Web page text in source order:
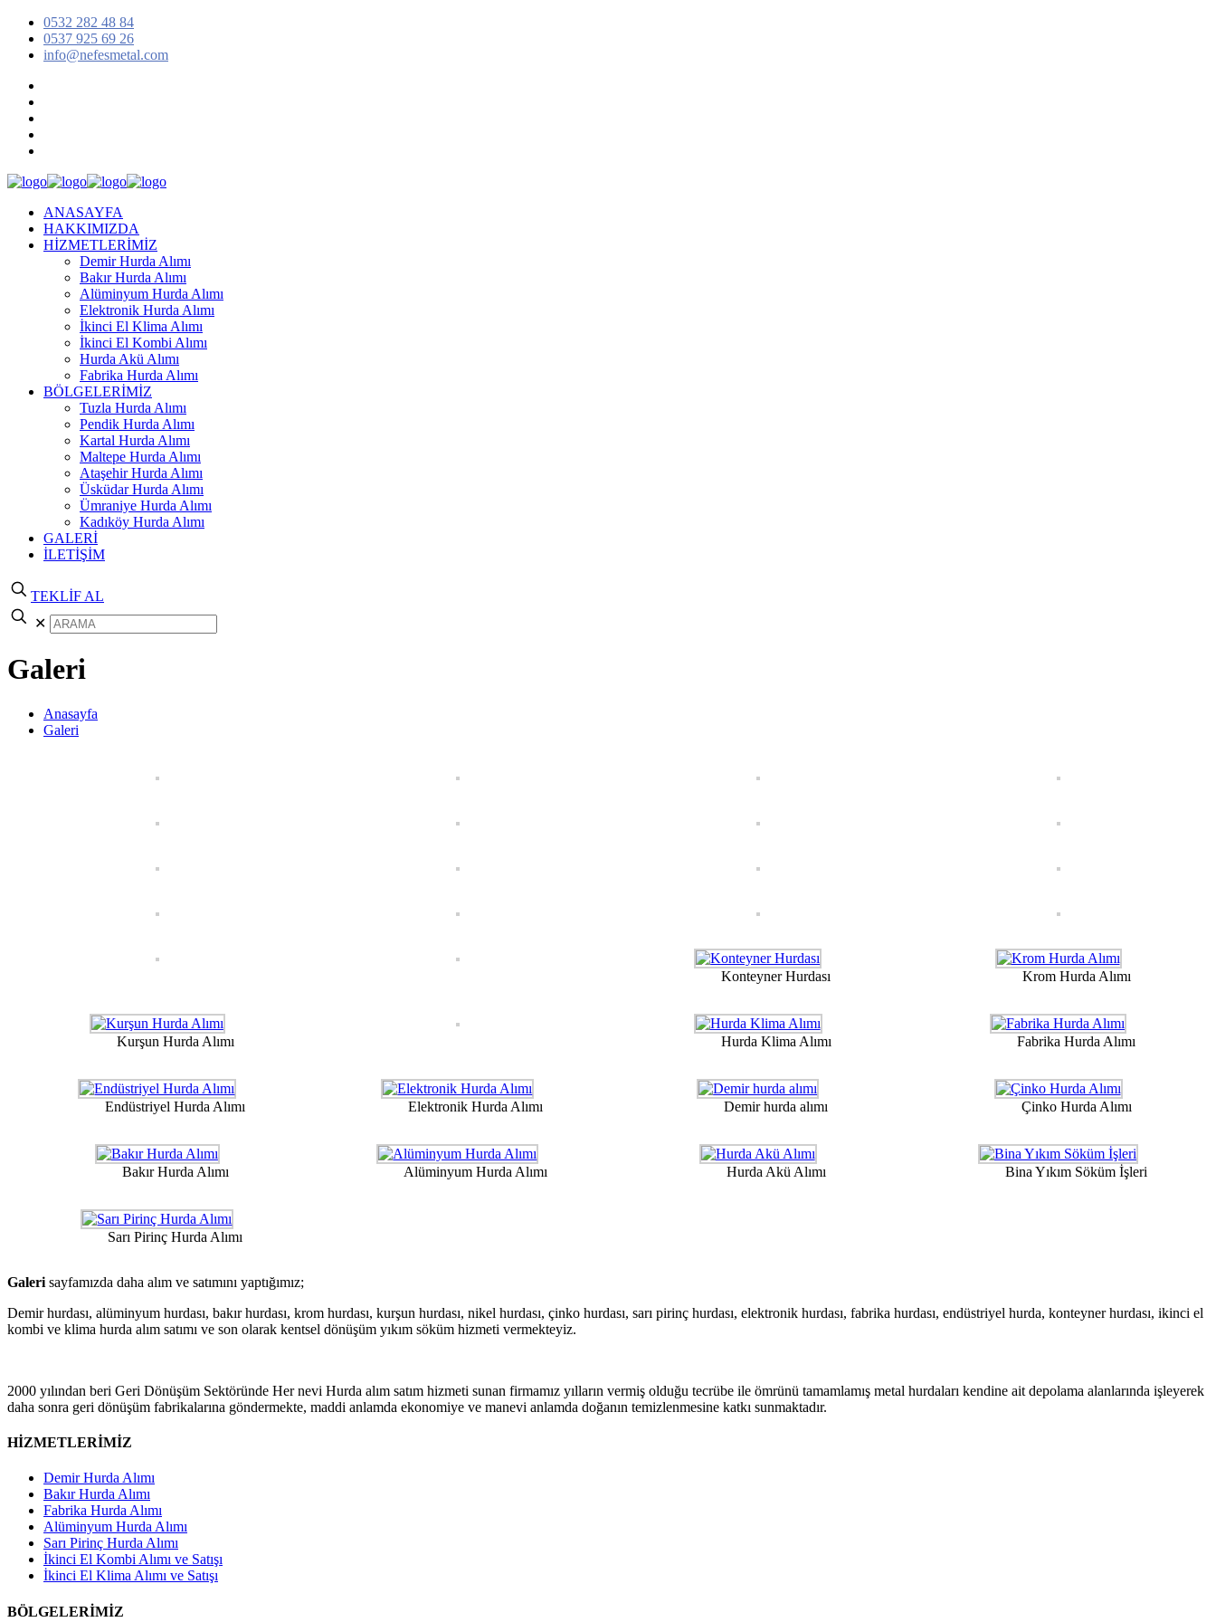
0532 282 48 84
0537 925 69 26
info@nefesmetal.com
ANASAYFA
HAKKIMIZDA
HİZMETLERİMİZ
Demir Hurda Alımı
Bakır Hurda Alımı
Alüminyum Hurda Alımı
Elektronik Hurda Alımı
İkinci El Klima Alımı
İkinci El Kombi Alımı
Hurda Akü Alımı
Fabrika Hurda Alımı
BÖLGELERİMİZ
Tuzla Hurda Alımı
Pendik Hurda Alımı
Kartal Hurda Alımı
Maltepe Hurda Alımı
Ataşehir Hurda Alımı
Üsküdar Hurda Alımı
Ümraniye Hurda Alımı
Kadıköy Hurda Alımı
GALERİ
İLETİŞİM
TEKLİF AL
✕
Galeri
Anasayfa
Galeri
Konteyner Hurdası Krom Hurda Alımı
Kurşun Hurda Alımı Hurda Klima Alımı Fabrika Hurda Alımı
Endüstriyel Hurda Alımı Elektronik Hurda Alımı Demir hurda alımı Çinko Hurda Alımı
Bakır Hurda Alımı Alüminyum Hurda Alımı Hurda Akü Alımı Bina Yıkım Söküm İşleri
Sarı Pirinç Hurda Alımı
Galeri sayfamızda daha alım ve satımını yaptığımız;
Demir hurdası, alüminyum hurdası, bakır hurdası, krom hurdası, kurşun hurdası, nikel hurdası, çinko hurdası, sarı pirinç hurdası, elektronik hurdası, fabrika hurdası, endüstriyel hurda, konteyner hurdası, ikinci el
kombi ve klima hurda alım satımı ve son olarak kentsel dönüşüm yıkım söküm hizmeti vermekteyiz.
2000 yılından beri Geri Dönüşüm Sektöründe Her nevi Hurda alım satım hizmeti sunan firmamız yılların vermiş olduğu tecrübe ile ömrünü tamamlamış metal hurdaları kendine ait depolama alanlarında işleyerek
daha sonra geri dönüşüm fabrikalarına göndermekte, maddi anlamda ekonomiye ve manevi anlamda doğanın temizlenmesine katkı sunmaktadır.
HİZMETLERİMİZ
Demir Hurda Alımı
Bakır Hurda Alımı
Fabrika Hurda Alımı
Alüminyum Hurda Alımı
Sarı Pirinç Hurda Alımı
İkinci El Kombi Alımı ve Satışı
İkinci El Klima Alımı ve Satışı
BÖLGELERİMİZ